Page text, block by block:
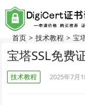
首页 > 技术教程 > 宝
宝塔SSL免费
技术教程 2025年7月